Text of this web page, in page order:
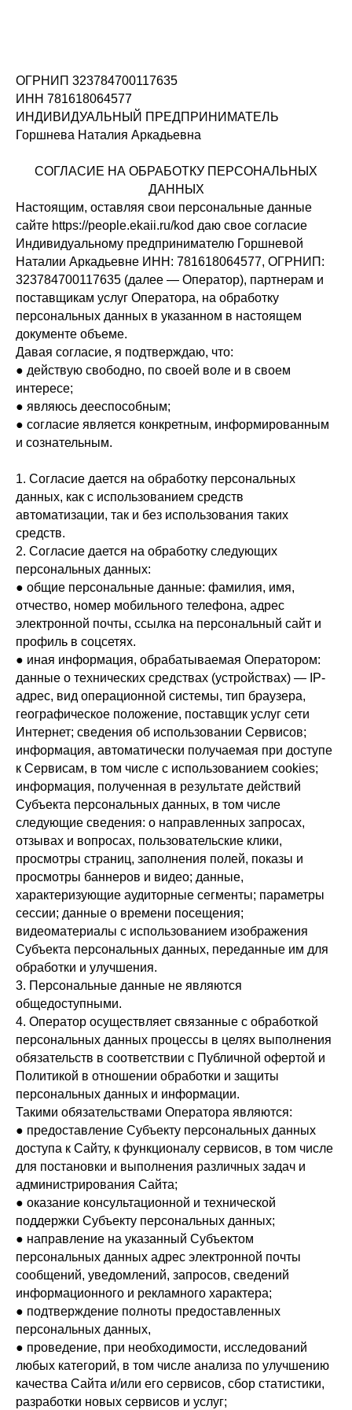
ОГРНИП 323784700117635
ИНН 781618064577
ИНДИВИДУАЛЬНЫЙ ПРЕДПРИНИМАТЕЛЬ
Горшнева Наталия Аркадьевна
СОГЛАСИЕ НА ОБРАБОТКУ ПЕРСОНАЛЬНЫХ
ДАННЫХ
Настоящим, оставляя свои персональные данные
сайте https://people.ekaii.ru/kod даю свое согласие
Индивидуальному предпринимателю Горшневой
Наталии Аркадьевне ИНН: 781618064577, ОГРНИП:
323784700117635 (далее — Оператор), партнерам и
поставщикам услуг Оператора, на обработку
персональных данных в указанном в настоящем
документе объеме.
Давая согласие, я подтверждаю, что:
● действую свободно, по своей воле и в своем
интересе;
● являюсь дееспособным;
● согласие является конкретным, информированным
и сознательным.
1. Согласие дается на обработку персональных
данных, как с использованием средств
автоматизации, так и без использования таких
средств.
2. Согласие дается на обработку следующих
персональных данных:
● общие персональные данные: фамилия, имя,
отчество, номер мобильного телефона, адрес
электронной почты, ссылка на персональный сайт и
профиль в соцсетях.
● иная информация, обрабатываемая Оператором:
данные о технических средствах (устройствах) — IP-
адрес, вид операционной системы, тип браузера,
географическое положение, поставщик услуг сети
Интернет; сведения об использовании Сервисов;
информация, автоматически получаемая при доступе
к Сервисам, в том числе с использованием cookies;
информация, полученная в результате действий
Субъекта персональных данных, в том числе
следующие сведения: о направленных запросах,
отзывах и вопросах, пользовательские клики,
просмотры страниц, заполнения полей, показы и
просмотры баннеров и видео; данные,
характеризующие аудиторные сегменты; параметры
сессии; данные о времени посещения;
видеоматериалы с использованием изображения
Субъекта персональных данных, переданные им для
обработки и улучшения.
3. Персональные данные не являются
общедоступными.
4. Оператор осуществляет связанные с обработкой
персональных данных процессы в целях выполнения
обязательств в соответствии с Публичной офертой и
Политикой в отношении обработки и защиты
персональных данных и информации.
Такими обязательствами Оператора являются:
● предоставление Субъекту персональных данных
доступа к Сайту, к функционалу сервисов, в том числе
для постановки и выполнения различных задач и
администрирования Сайта;
● оказание консультационной и технической
поддержки Субъекту персональных данных;
● направление на указанный Субъектом
персональных данных адрес электронной почты
сообщений, уведомлений, запросов, сведений
информационного и рекламного характера;
● подтверждение полноты предоставленных
персональных данных,
● проведение, при необходимости, исследований
любых категорий, в том числе анализа по улучшению
качества Сайта и/или его сервисов, сбор статистики,
разработки новых сервисов и услуг;